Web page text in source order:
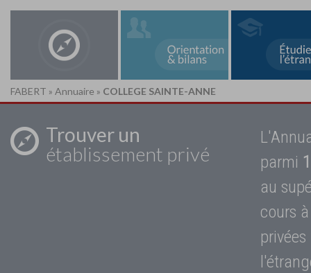
FABERT » Annuaire » COLLEGE SAINTE-ANNE
Trouver un
établissement privé
parmi
au
cours